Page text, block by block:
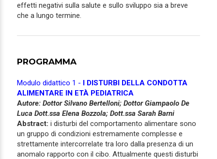
effetti negativi sulla salute e sullo sviluppo sia a breve
che a lungo termine.
PROGRAMMA
Modulo didattico 1 - I DISTURBI DELLA CONDOTTA
ALIMENTARE IN ETÀ PEDIATRICA
Autore: Dottor Silvano Bertelloni; Dottor Giampaolo De
Luca Dott.ssa Elena Bozzola; Dott.ssa Sarah Barni
Abstract: i disturbi del comportamento alimentare sono
un gruppo di condizioni estremamente complesse e
strettamente intercorrelate tra loro dalla presenza di un
anomalo rapporto con il cibo. Attualmente questi disturbi